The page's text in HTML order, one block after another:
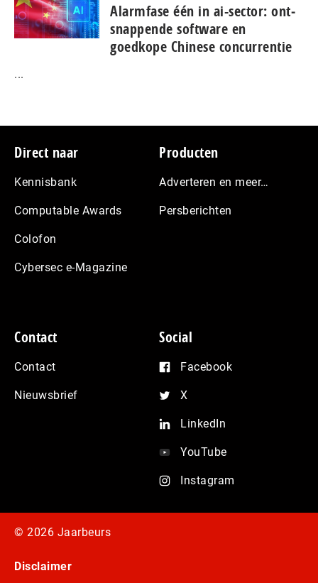
Alarmfase één in ai-sector: ont­
snap­pen­de software en
goedkope Chinese con­cur­ren­tie
...
Footer
Direct naar
Kennisbank
Computable Awards
Colofon
Cybersec e-Magazine
Producten
Adverteren en meer…
Persberichten
Contact
Contact
Nieuwsbrief
Social
Facebook
X
LinkedIn
YouTube
Instagram
© 2026 Jaarbeurs
Disclaimer